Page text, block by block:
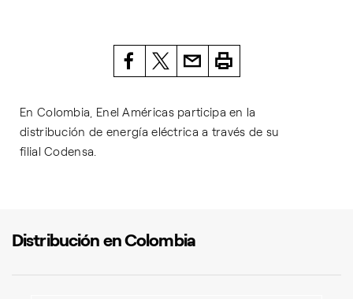
En Colombia, Enel Américas participa en la
distribución de energía eléctrica a través de su
filial Codensa.
Distribución en Colombia